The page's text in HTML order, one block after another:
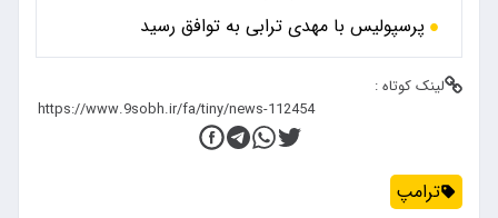
پرسپولیس با مهدی ترابی به توافق رسید
لینک کوتاه :
ترامپ